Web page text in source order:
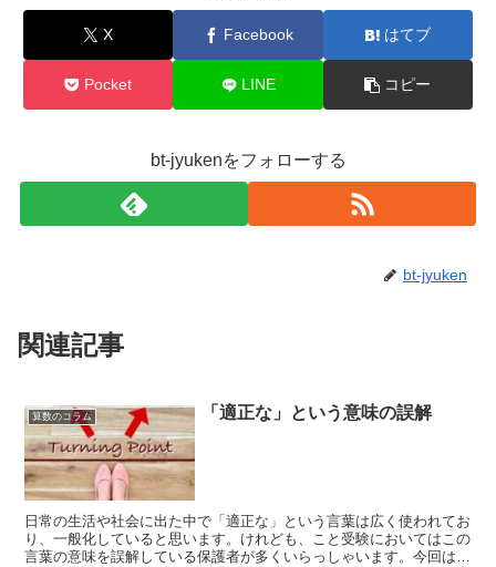
X Facebook はてブ
Pocket LINE コピー
bt-jyukenをフォローする
bt-jyuken
関連記事
算数のコラム 「適正な」という意味の誤解
日常の生活や社会に出た中で「適正な」という言葉は広く使われてお
り、一般化していると思います。けれども、こと受験においてはこの
言葉の意味を誤解している保護者が多くいらっしゃいます。今回はそ